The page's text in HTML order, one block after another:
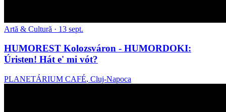
Artă & Cultură · 13 sept.
HUMOREST Kolozsváron - HUMORDOKI:
Úristen! Hát e' mi vót?
PLANETÁRIUM CAFÉ, Cluj-Napoca